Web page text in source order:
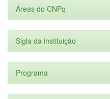
Áreas do CNPq
Sigla da instituição
Programa